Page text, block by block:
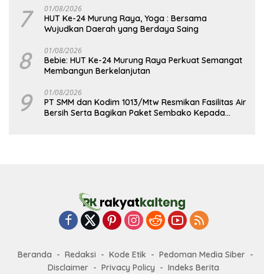
7 01/08/2026
HUT Ke-24 Murung Raya, Yoga : Bersama
Wujudkan Daerah yang Berdaya Saing
8 01/08/2026
Bebie: HUT Ke-24 Murung Raya Perkuat Semangat
Membangun Berkelanjutan
9 01/08/2026
PT SMM dan Kodim 1013/Mtw Resmikan Fasilitas Air
Bersih Serta Bagikan Paket Sembako Kepada
Beranda Redaksi Kode Etik
Pedoman Media Siber
Disclaimer
Privacy Policy Indeks Berita